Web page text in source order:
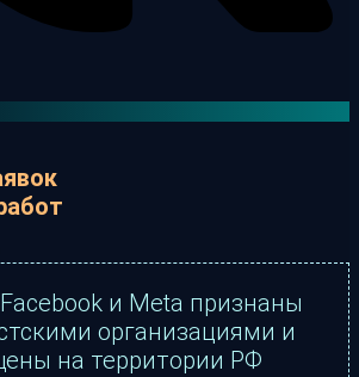
и Meta признаны
организациями и
на территории РФ